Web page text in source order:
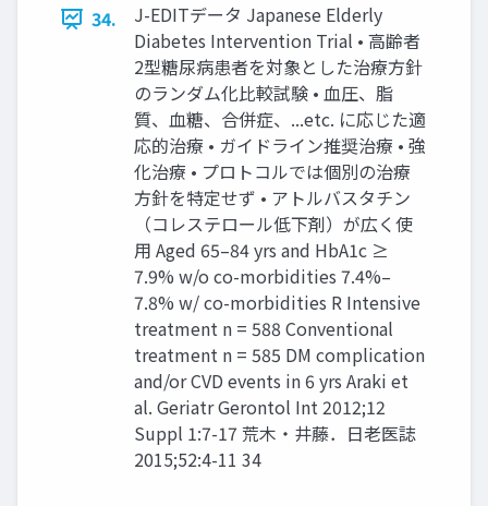
34.
J-EDITデータ Japanese Elderly
Diabetes Intervention Trial • 高齢者
2型糖尿病患者を対象とした治療方針
のランダム化比較試験 • 血圧、脂
質、血糖、合併症、...etc. に応じた適
応的治療 • ガイドライン推奨治療 • 強
化治療 • プロトコルでは個別の治療
方針を特定せず • アトルバスタチン
（コレステロール低下剤）が広く使
用 Aged 65–84 yrs and HbA1c ≥
7.9% w/o co-morbidities 7.4%–
7.8% w/ co-morbidities R Intensive
treatment n = 588 Conventional
treatment n = 585 DM complication
and/or CVD events in 6 yrs Araki et
al. Geriatr Gerontol Int 2012;12
Suppl 1:7-17 荒木・井藤．日老医誌
2015;52:4-11 34